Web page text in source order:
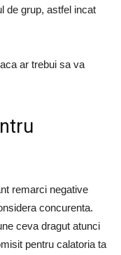
de grup, astfel incat
ar trebui sa va
remarci negative
concurenta.
ceva dragut atunci
pentru calatoria ta